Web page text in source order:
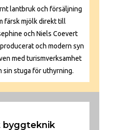
lantbruk och försäljning
färsk mjölk direkt till
och Niels Coevert
och modern syn
med turismverksamhet
sin stuga för uthyrning.
byggteknik